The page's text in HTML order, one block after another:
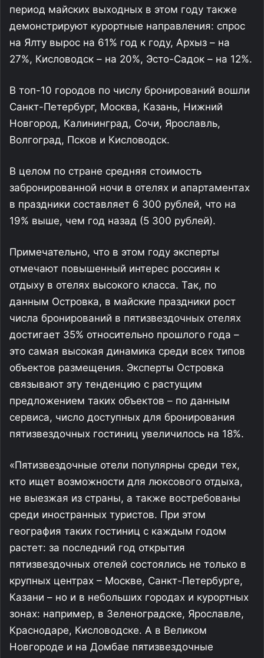
период майских выходных в этом году также
демонстрируют курортные направления: спрос
на Ялту вырос на 61% год к году, Архыз – на
27%, Кисловодск – на 20%, Эсто-Садок – на 12%.
В топ-10 городов по числу бронирований вошли
Санкт-Петербург, Москва, Казань, Нижний
Новгород, Калининград, Сочи, Ярославль,
Волгоград, Псков и Кисловодск.
В целом по стране средняя стоимость
забронированной ночи в отелях и апартаментах
в праздники составляет 6 300 рублей, что на
19% выше, чем год назад (5 300 рублей).
Примечательно, что в этом году эксперты
отмечают повышенный интерес россиян к
отдыху в отелях высокого класса. Так, по
данным Островка, в майские праздники рост
числа бронирований в пятизвездочных отелях
достигает 35% относительно прошлого года –
это самая высокая динамика среди всех типов
объектов размещения. Эксперты Островка
связывают эту тенденцию с растущим
предложением таких объектов – по данным
сервиса, число доступных для бронирования
пятизвездочных гостиниц увеличилось на 18%.
«Пятизвездочные отели популярны среди тех,
кто ищет возможности для люксового отдыха,
не выезжая из страны, а также востребованы
среди иностранных туристов. При этом
география таких гостиниц с каждым годом
растет: за последний год открытия
пятизвездочных отелей состоялись не только в
крупных центрах – Москве, Санкт-Петербурге,
Казани – но и в небольших городах и курортных
зонах: например, в Зеленоградске, Ярославле,
Краснодаре, Кисловодске. А в Великом
Новгороде и на Домбае пятизвездочные